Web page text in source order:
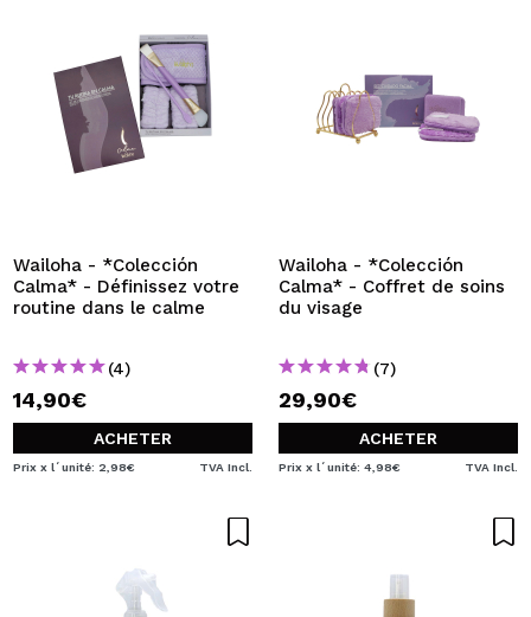
Wailoha - *Colección
Calma* - Définissez votre
routine dans le calme
(4)
14,90€
ACHETER
Prix x l´unité: 2,98€ TVA Incl.
Wailoha - *Colección
Calma* - Coffret de soins
du visage
(7)
29,90€
ACHETER
Prix x l´unité: 4,98€ TVA Incl.